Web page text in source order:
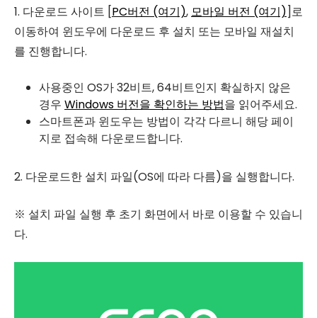
1. 다운로드 사이트 [PC버전 (여기), 모바일 버전 (여기)]로
이동하여 윈도우에 다운로드 후 설치 또는 모바일 재설치
를 진행합니다.
사용중인 OS가 32비트, 64비트인지 확실하지 않은
경우 Windows 버전을 확인하는 방법을 읽어주세요.
스마트폰과 윈도우는 방법이 각각 다르니 해당 페이
지로 접속해 다운로드합니다.
2. 다운로드한 설치 파일(OS에 따라 다름)을 실행합니다.
※ 설치 파일 실행 후 초기 화면에서 바로 이용할 수 있습니
다.